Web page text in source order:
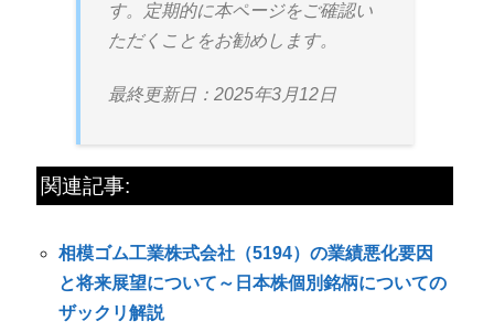
す。定期的に本ページをご確認い
ただくことをお勧めします。
最終更新日：2025年3月12日
関連記事:
相模ゴム工業株式会社（5194）の業績悪化要因
と将来展望について～日本株個別銘柄についての
ザックリ解説